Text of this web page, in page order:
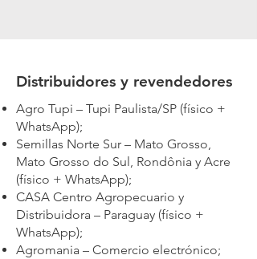
Distribuidores y revendedores
Agro Tupi – Tupi Paulista/SP (físico +
WhatsApp);
Semillas Norte Sur – Mato Grosso,
Mato Grosso do Sul, Rondônia y Acre
(físico + WhatsApp);
CASA Centro Agropecuario y
Distribuidora – Paraguay (físico +
WhatsApp);
Agromania – Comercio electrónico;